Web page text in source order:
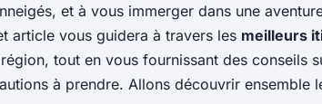
et à vous immerger dans une
article vous guidera à travers les meilleurs
tout en vous fournissant des conseils
à prendre. Allons découvrir ensemble